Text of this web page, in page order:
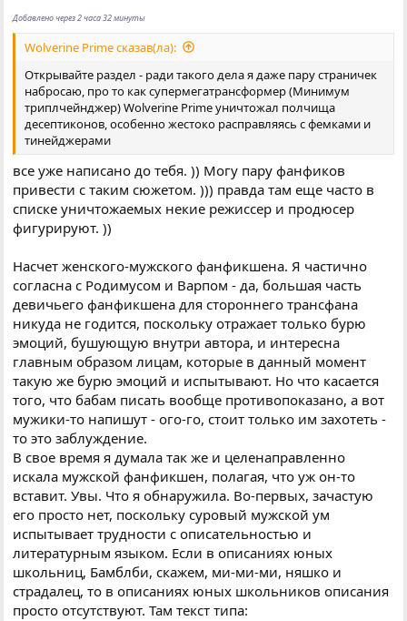
Добавлено через 2 часа 32 минуты
Wolverine Prime сказав(ла):
Открывайте раздел - ради такого дела я даже пару страничек
набросаю, про то как супермегатрансформер (Минимум
триплчейнджер) Wolverine Prime уничтожал полчища
десептиконов, особенно жестоко расправляясь с фемками и
тинейджерами
все уже написано до тебя. )) Могу пару фанфиков
привести с таким сюжетом. ))) правда там еще часто в
списке уничтожаемых некие режиссер и продюсер
фигурируют. ))
Насчет женского-мужского фанфикшена. Я частично
согласна с Родимусом и Варпом - да, большая часть
девичьего фанфикшена для стороннего трансфана
никуда не годится, поскольку отражает только бурю
эмоций, бушующую внутри автора, и интересна
главным образом лицам, которые в данный момент
такую же бурю эмоций и испытывают. Но что касается
того, что бабам писать вообще противопоказано, а вот
мужики-то напишут - ого-го, стоит только им захотеть -
то это заблуждение.
В свое время я думала так же и целенаправленно
искала мужской фанфикшен, полагая, что уж он-то
вставит. Увы. Что я обнаружила. Во-первых, зачастую
его просто нет, поскольку суровый мужской ум
испытывает трудности с описательностью и
литературным языком. Если в описаниях юных
школьниц, Бамблби, скажем, ми-ми-ми, няшко и
страдалец, то в описаниях юных школьников описания
просто отсутствуют. Там текст типа: